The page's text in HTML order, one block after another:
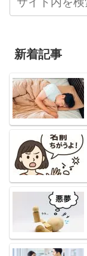
新着記事